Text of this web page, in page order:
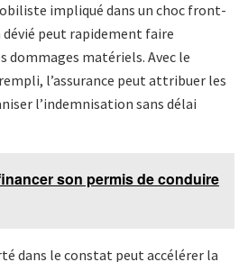
impliqué dans un choc front-
dévié peut rapidement faire
dommages matériels. Avec le
l’assurance peut attribuer les
l’indemnisation sans délai
son permis de conduire
dans le constat peut accélérer la